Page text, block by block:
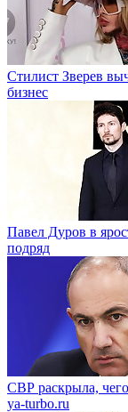
Стилист Зверев
бизнес
Павел Дуров в
подряд
СВР раскрыла,
ya-turbo.ru